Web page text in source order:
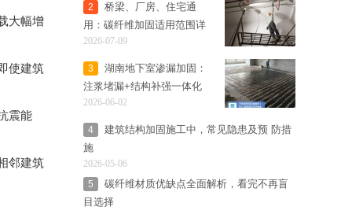
大幅增
使建筑
震能
邻建筑
2
桥梁、厂房、住宅通
用：碳纤维加固适用范围详
细解析
2026-07-09
3
湖南地下室渗漏加固：
注浆堵漏+结构补强一体化
解决方案
2026-06-02
4
建筑结构加固施工中，常见隐患及预 防措
施
2026-05-06
5
碳纤维材质优缺点全面解析，看完不再盲
目选择